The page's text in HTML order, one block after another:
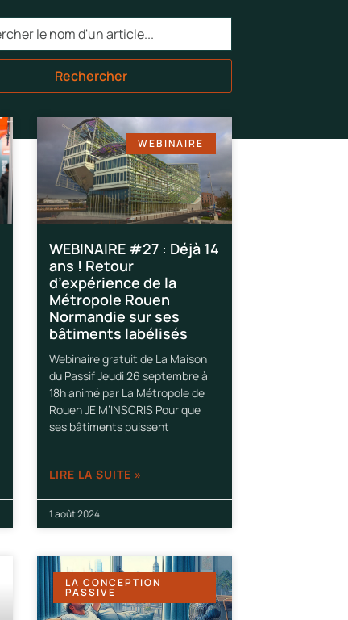
Rechercher
WEBINAIRE
WEBINAIRE #27 : Déjà 14
ans ! Retour
d’expérience de la
Métropole Rouen
Normandie sur ses
bâtiments labélisés
Webinaire gratuit de La Maison
du Passif Jeudi 26 septembre à
18h animé par La Métropole de
Rouen JE M’INSCRIS Pour que
ses bâtiments puissent
LIRE LA SUITE »
1 août 2024
LA CONCEPTION
PASSIVE